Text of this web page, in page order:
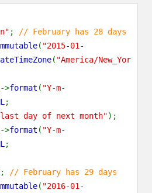
;
// February has 28 days
( "2015-01-
( "America/New_Yor
->format ( "Y-m-
;
day of next month");
->format ( "Y-m-
;
;
// February has 29 days
( "2016-01-